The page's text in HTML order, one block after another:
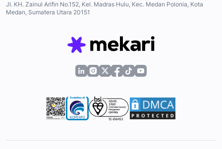
Jl. KH. Zainul Arifin No.152, Kel. Madras Hulu, Kec. Medan Polonia, Kota
Medan, Sumatera Utara 20151